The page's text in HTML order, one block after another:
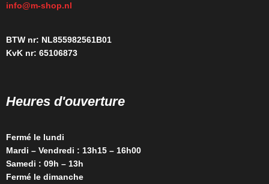
info@m-shop.nl
BTW nr: NL855982561B01
KvK nr: 65106873
Heures d'ouverture
Fermé le lundi
Mardi – Vendredi : 13h15 – 16h00
Samedi : 09h – 13h
Fermé le dimanche